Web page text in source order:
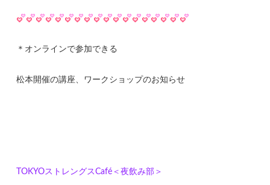
＊オンラインで参加できる
松本開催の講座、ワークショップのお知らせ
TOKYOストレングスCafé＜夜飲み部＞